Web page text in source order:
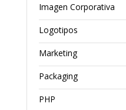
Imagen Corporativa
Logotipos
Marketing
Packaging
PHP